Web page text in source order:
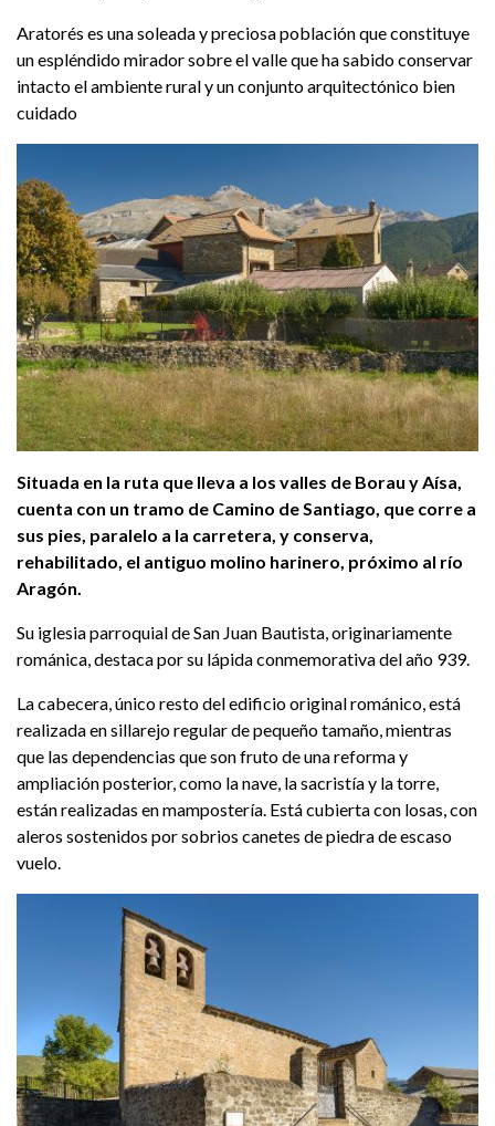
Aratorés es una soleada y preciosa población que constituye
un espléndido mirador sobre el valle que ha sabido conservar
intacto el ambiente rural y un conjunto arquitectónico bien
cuidado
Situada en la ruta que lleva a los valles de Borau y Aísa,
cuenta con un tramo de Camino de Santiago, que corre a
sus pies, paralelo a la carretera, y conserva,
rehabilitado, el antiguo molino harinero, próximo al río
Aragón.
Su iglesia parroquial de San Juan Bautista, originariamente
románica, destaca por su lápida conmemorativa del año 939.
La cabecera, único resto del edificio original románico, está
realizada en sillarejo regular de pequeño tamaño, mientras
que las dependencias que son fruto de una reforma y
ampliación posterior, como la nave, la sacristía y la torre,
están realizadas en mampostería. Está cubierta con losas, con
aleros sostenidos por sobrios canetes de piedra de escaso
vuelo.